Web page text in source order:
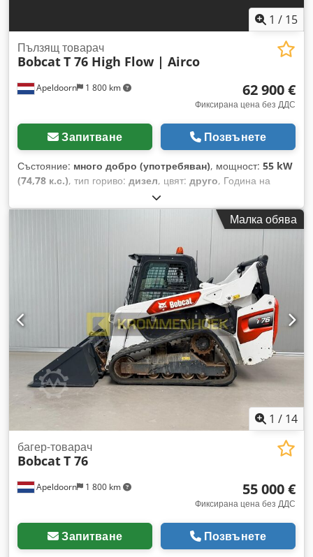
1 / 15
Apeldoorn 1 800 km
Пълзящ товарач
BobcatT 76 High Flow | Airco
62 900 €
Фиксирана цена без ДДС
Запитване Позвънете
Състояние: много добро (употребяван), мощност: 55 kW
(74,78 к.с.), тип гориво: дизел, цвят: друго, Година на
, часове на работа:
климатик, Техническа информация Брой цилиндри: 4
Работен обем на двигателя: 2 400 куб.см Конструкция на
шасито: твърдо Управление: кормилен блок Марка
двигател: Bobcat Собствено тегло: 4 898 кг Размери (Д x Ш
x В): 390 x 186 x 206 см Функционалност Бързосменна
система: Да CE-сертификация: да Състояние Техническо
състояние: много добро Визуално състояние: много добро
= Допълнителни опции и аксесоари = - Работна светлина(и)
- Окачване на стрелата - Гумени вериги - Висок дебит -
Хидравличен бързосменник - Сигнална лампа - Две
скорости Dcodpfjxn S N Rex Af Hjk = Бележки = Задвижващ
тракт Емисии (Stage/Tier): Stage V / Tier IV final Общи
Държава на производство: САЩ Състояние CE-тип: CE
Хидравличен бързосменник, 2 скорости, голям дисплей,
задна камера, климатик, пневматична седалка
Малка обява
1 / 14
Apeldoorn 1 800 km
багер-товарач
BobcatT 76
55 000 €
Фиксирана цена без ДДС
Запитване Позвънете